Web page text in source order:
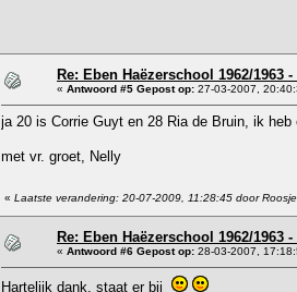
Re: Eben Haëzerschool 1962/1963
« Antwoord #5 Gepost op: 27-03-2007,
ja 20 is Corrie Guyt en 28 Ria de Bruin, ik
met vr. groet, Nelly
« Laatste verandering: 20-07-2009, 11:28:45 door Roosje
Re: Eben Haëzerschool 1962/1963
« Antwoord #6 Gepost op: 28-03-2007,
Hartelijk dank, staat er bij